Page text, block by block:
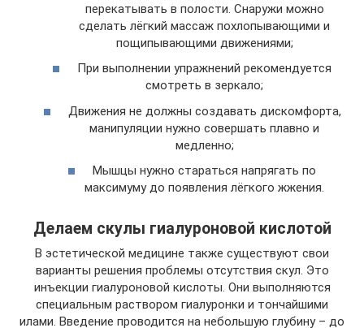
перекатывать в полости. Снаружи можно
сделать лёгкий массаж похлопывающими и
пощипывающими движениями;
При выполнении упражнений рекомендуется
смотреть в зеркало;
Движения не должны создавать дискомфорта,
манипуляции нужно совершать плавно и
медленно;
Мышцы нужно стараться напрягать по
максимуму до появления лёгкого жжения.
Делаем скулы гиалуроновой кислотой
В эстетической медицине также существуют свои
варианты решения проблемы отсутствия скул. Это
инъекции гиалуроновой кислоты. Они выполняются
специальным раствором гиалуронки и тончайшими
илами. Введение проводится на небольшую глубину – до